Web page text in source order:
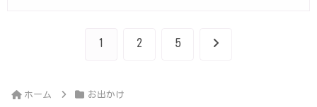
1 2 5 次
ホーム お出かけ